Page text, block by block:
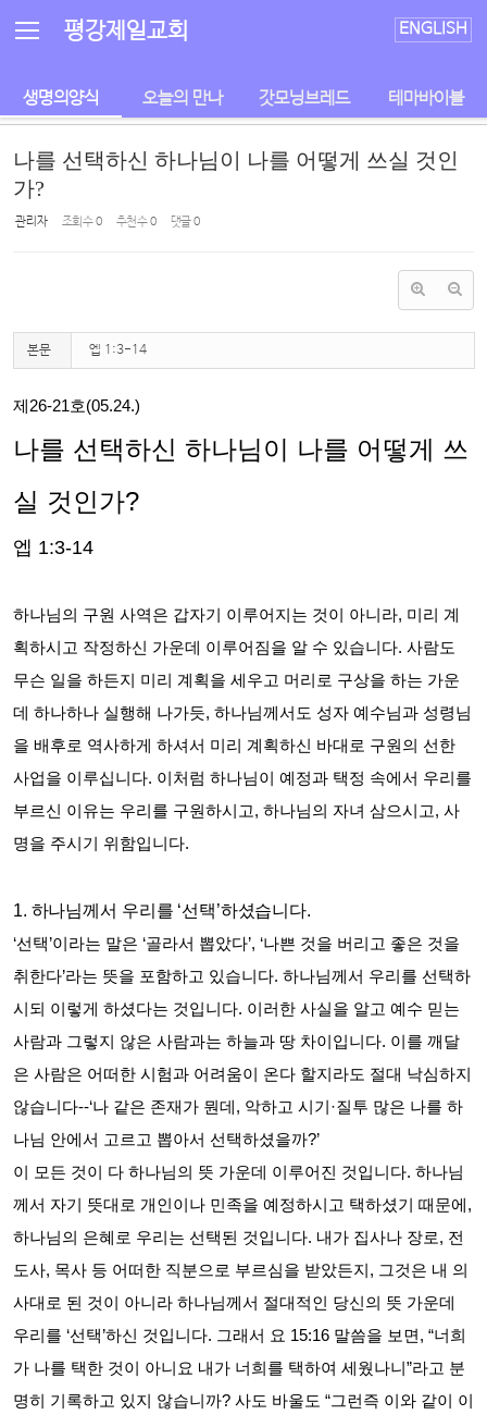
평강제일교회 ENGLISH
생명의양식 오늘의 만나 갓모닝브레드 테마바이블
나를 선택하신 하나님이 나를 어떻게 쓰실 것인
가?
관리자 조회 수0 추천 수0 댓글0
본문 엡 1:3-14
제 26-21호(05.24.)
나를 선택하신 하나님이 나를 어떻게 쓰
실 것인가?
엡 1:3-14
하나님의 구원 사역은 갑자기 이루어지는 것이 아니라, 미리 계
획하시고 작정하신 가운데 이루어짐을 알 수 있습니다. 사람도
무슨 일을 하든지 미리 계획을 세우고 머리로 구상을 하는 가운
데 하나하나 실행해 나가듯, 하나님께서도 성자 예수님과 성령님
을 배후로 역사하게 하셔서 미리 계획하신 바대로 구원의 선한
사업을 이루십니다. 이처럼 하나님이 예정과 택정 속에서 우리를
부르신 이유는 우리를 구원하시고, 하나님의 자녀 삼으시고, 사
명을 주시기 위함입니다.
1. 하나님께서 우리를 ‘선택’하셨습니다.
‘선택’이라는 말은 ‘골라서 뽑았다’, ‘나쁜 것을 버리고 좋은 것을
취한다’라는 뜻을 포함하고 있습니다. 하나님께서 우리를 선택하
시되 이렇게 하셨다는 것입니다. 이러한 사실을 알고 예수 믿는
사람과 그렇지 않은 사람과는 하늘과 땅 차이입니다. 이를 깨달
은 사람은 어떠한 시험과 어려움이 온다 할지라도 절대 낙심하지
않습니다--‘나 같은 존재가 뭔데 , 악하고 시기 ·질투 많은 나를 하
나님 안에서 고르고 뽑아서 선택하셨을까?’
이 모든 것이 다 하나님의 뜻 가운데 이루어진 것입니다. 하나님
께서 자기 뜻대로 개인이나 민족을 예정하시고 택하셨기 때문에 ,
하나님의 은혜로 우리는 선택된 것입니다. 내가 집사나 장로, 전
도사, 목사 등 어떠한 직분으로 부르심을 받았든지 , 그것은 내 의
사대로 된 것이 아니라 하나님께서 절대적인 당신의 뜻 가운데
우리를 ‘선택’하신 것입니다. 그래서 요 15:16 말씀을 보면 , “너희
가 나를 택한 것이 아니요 내가 너희를 택하여 세웠나니 ”라고 분
명히 기록하고 있지 않습니까? 사도 바울도 “그런즉 이와 같이 이